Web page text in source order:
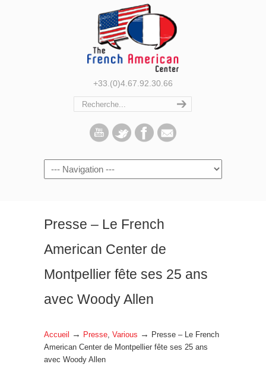
+33.(0)4.67.92.30.66
Navigation
Presse – Le French
American Center de
Montpellier fête ses 25 ans
avec Woody Allen
Accueil → Presse, Various →
Presse – Le French
American Center de Montpellier fête ses 25 ans
avec Woody Allen